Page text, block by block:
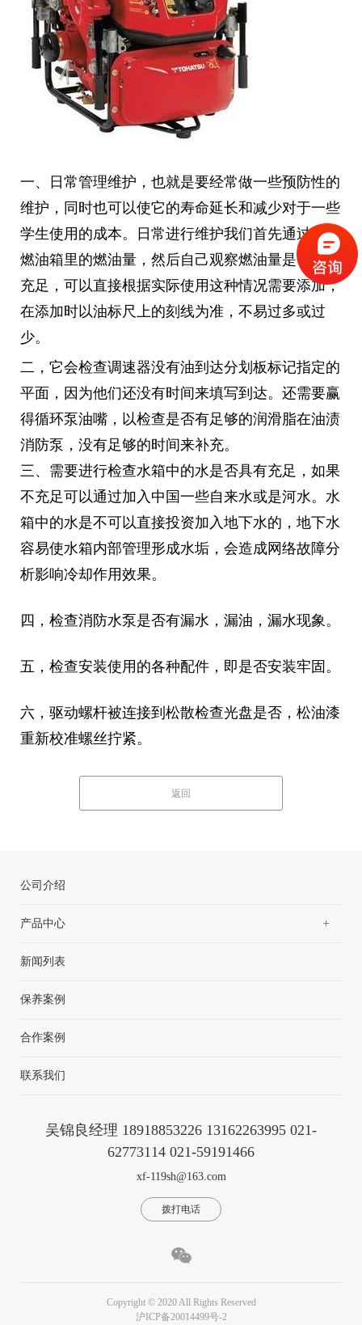
一、日常管理维护，也就是要经常做一些预防性的
维护，同时也可以使它的寿命延长和减少对于一些
学生使用的成本。日常进行维护我们首先通过检查
燃油箱里的燃油量，然后自己观察燃油量是否具有
充足，可以直接根据实际使用这种情况需要添加，
在添加时以油标尺上的刻线为准，不易过多或过
少。
二，它会检查调速器没有油到达分划板标记指定的
平面，因为他们还没有时间来填写到达。还需要赢
得循环泵油嘴，以检查是否有足够的润滑脂在油渍
消防泵，没有足够的时间来补充。
三、需要进行检查水箱中的水是否具有充足，如果
不充足可以通过加入中国一些自来水或是河水。水
箱中的水是不可以直接投资加入地下水的，地下水
容易使水箱内部管理形成水垢，会造成网络故障分
析影响冷却作用效果。
四，检查消防水泵是否有漏水，漏油，漏水现象。
五，检查安装使用的各种配件，即是否安装牢固。
六，驱动螺杆被连接到松散检查光盘是否，松油漆
重新校准螺丝拧紧。
返回
公司介绍
产品中心 +
新闻列表
保养案例
合作案例
联系我们
吴锦良经理 18918853226 13162263995 021-
62773114 021-59191466
xf-119sh@163.com
拨打电话
Copyright © 2020 All Rights Reserved
沪ICP备20014499号-2